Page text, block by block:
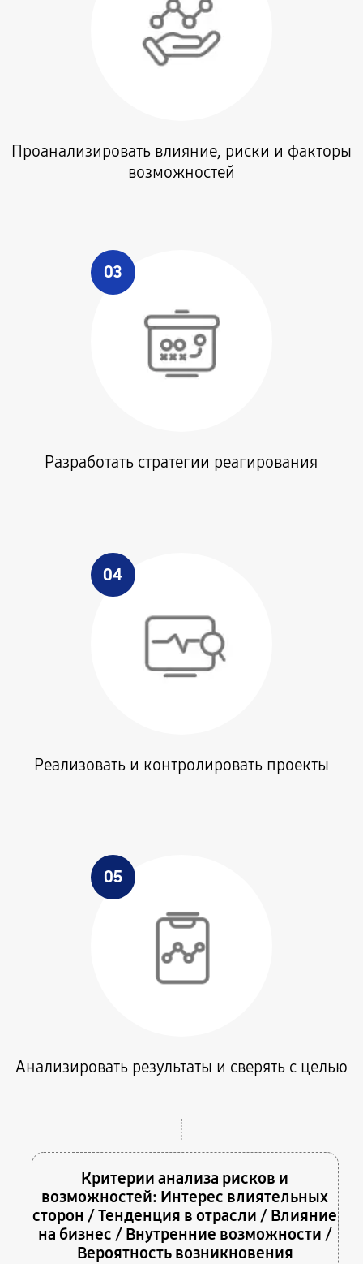
Проанализировать влияние, риски и факторы
возможностей
03
Разработать стратегии реагирования
04
Реализовать и контролировать проекты
05
Анализировать результаты и сверять с целью
Критерии анализа рисков и
возможностей: Интерес влиятельных
сторон / Тенденция в отрасли / Влияние
на бизнес / Внутренние возможности /
Вероятность возникновения